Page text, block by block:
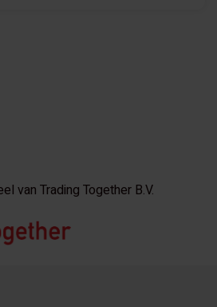
van Trading Together B.V.